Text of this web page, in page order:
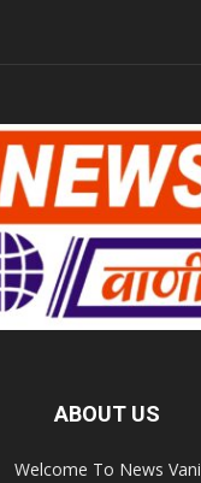
ABOUT US
Welcome To News Vani